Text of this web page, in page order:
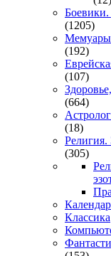
(1205)
(192)
(107)
(664)
(18)
Религия.
(305)
Классика